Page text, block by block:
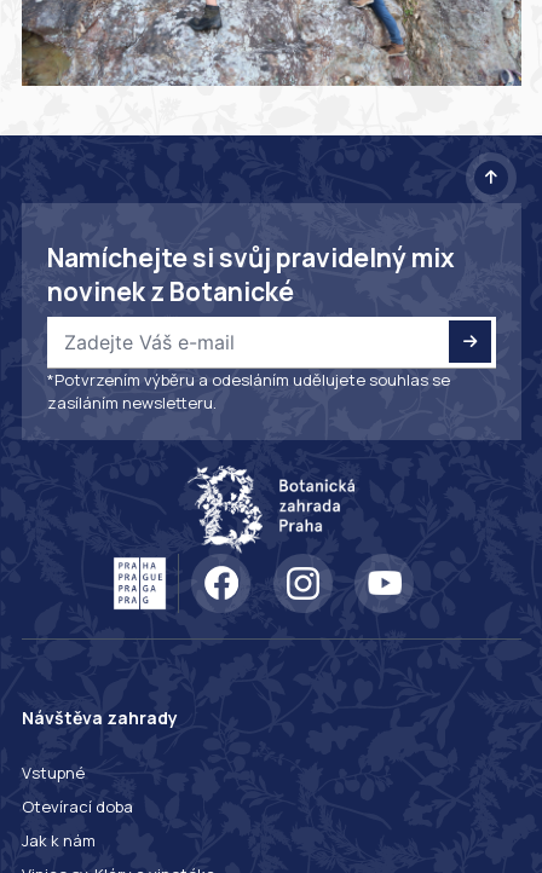
Namíchejte si svůj pravidelný mix
novinek z Botanické
*Potvrzením výběru a odesláním udělujete souhlas se
zasíláním newsletteru.
Návštěva zahrady
Vstupné
Otevírací doba
Jak k nám